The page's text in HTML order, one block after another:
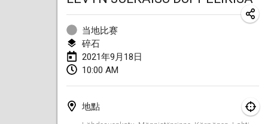
当地比赛
碎石
2021年9月18日
10:00 AM
地點
Australian Finska Championship
2021年2月20日
2021年3月
2021年3月6日